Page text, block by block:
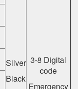
Silver
Black
3-8 Digital
code
Emergency